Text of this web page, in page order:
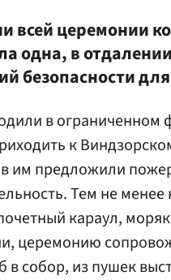
всей церемонии
одна, в
безопасности
в ограниченном
к
им предложили
Тем не менее
караул,
церемонию
в собор, из пушек